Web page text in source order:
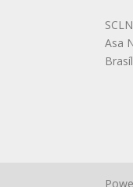
Asa